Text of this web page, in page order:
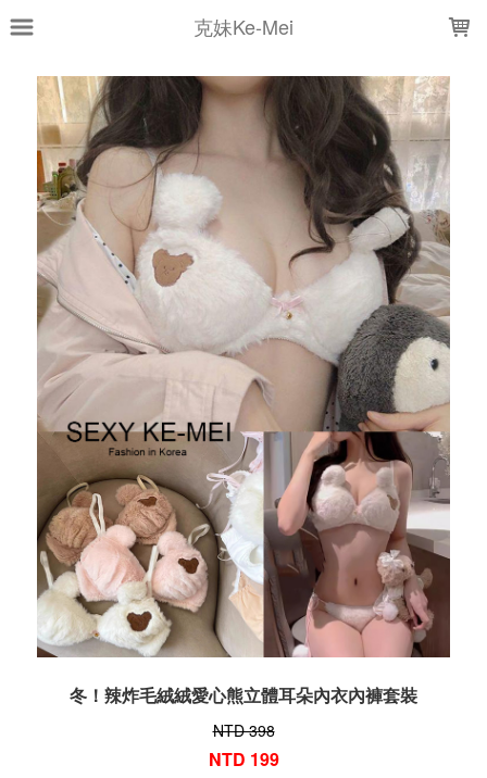
克妹Ke-Mei
冬！辣炸毛絨絨愛心熊立體耳朵內衣內褲套裝
NTD 398
NTD 199